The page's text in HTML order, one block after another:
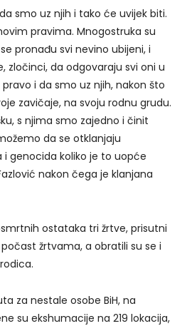
smo uz njih i tako će uvijek biti.
pravima. Mnogostruka su
pronađu svi nevino ubijeni, i
zločinci, da odgovaraju svi oni u
i da smo uz njih, nakon što
zavičaje, na svoju rodnu grudu.
s njima smo zajedno i činit
da se otklanjaju
i genocida koliko je to uopće
nakon čega je klanjana
ostataka tri žrtve, prisutni
žrtvama, a obratili su se i
za nestale osobe BiH, na
su ekshumacije na 219 lokacija,